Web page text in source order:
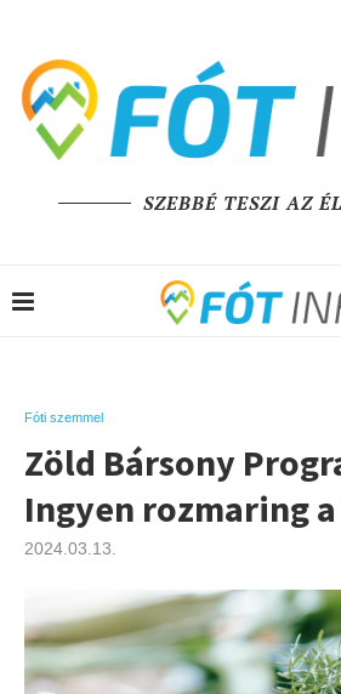
SZEBBÉ TESZI AZ
Fóti szemmel
Zöld Bársony
Ingyen rozmaring
2024.03.13.